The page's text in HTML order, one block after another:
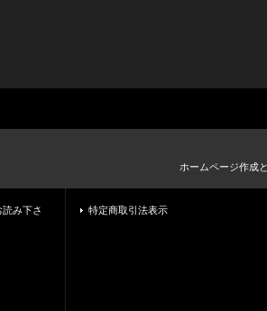
ホームページ作成
み下さ
特定商取引法表示